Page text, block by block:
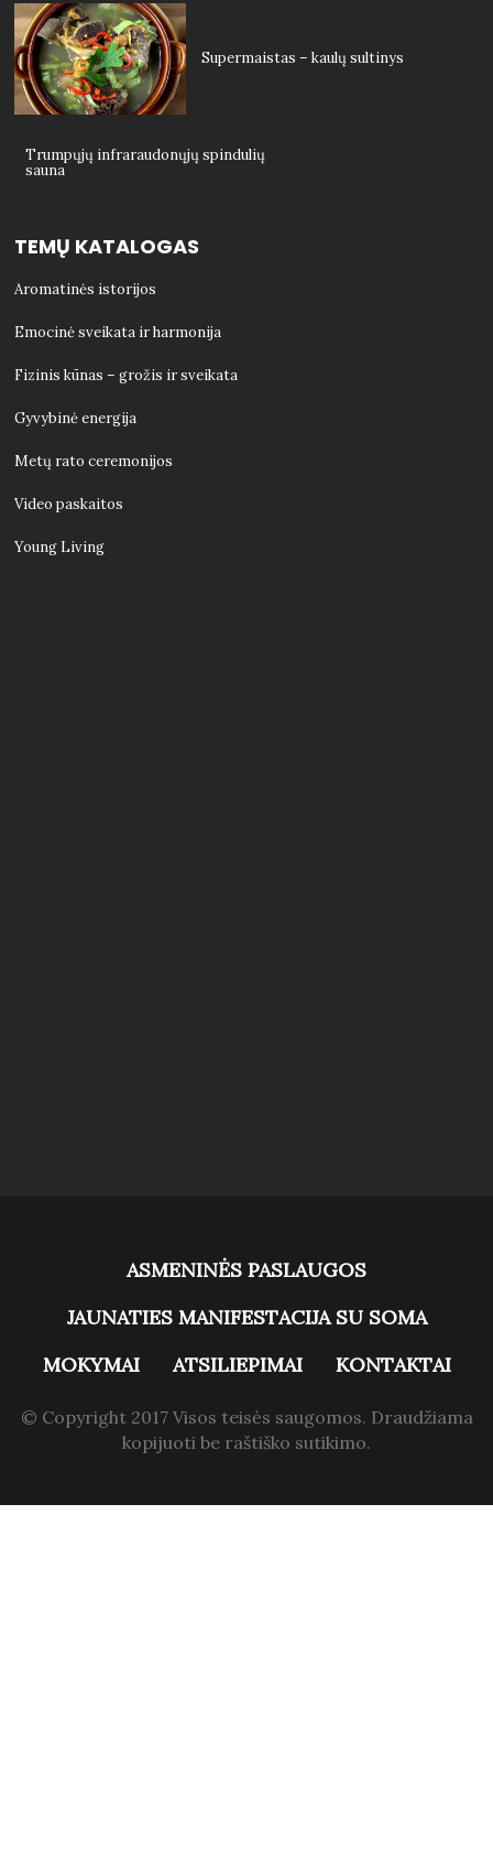
Supermaistas – kaulų sultinys
Trumpųjų infraraudonųjų spindulių
sauna
TEMŲ KATALOGAS
Aromatinės istorijos
Emocinė sveikata ir harmonija
Fizinis kūnas – grožis ir sveikata
Gyvybinė energija
Metų rato ceremonijos
Video paskaitos
Young Living
ASMENINĖS PASLAUGOS
JAUNATIES MANIFESTACIJA SU SOMA
MOKYMAI
ATSILIEPIMAI KONTAKTAI
© Copyright 2017 Visos teisės saugomos. Draudžiama
kopijuoti be raštiško sutikimo.